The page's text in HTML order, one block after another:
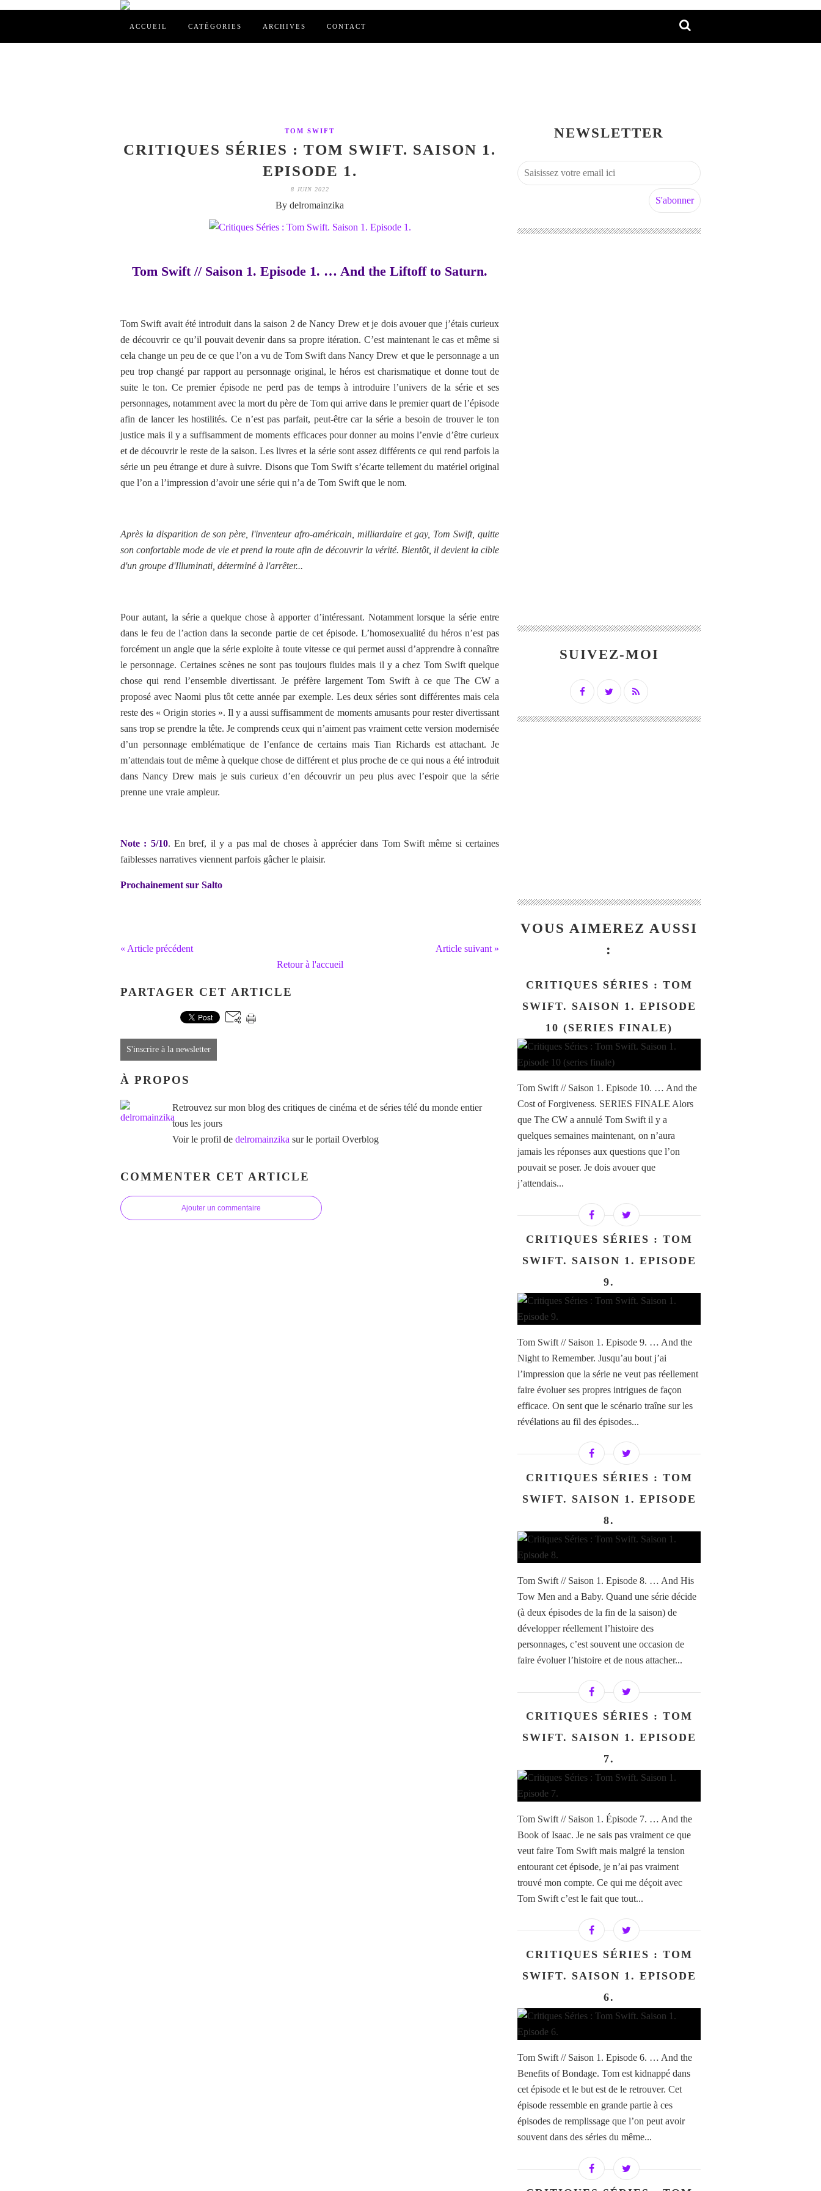
ACCUEIL CATÉGORIES ARCHIVES CONTACT
TOM SWIFT
CRITIQUES SÉRIES : TOM SWIFT. SAISON 1.
EPISODE 1.
8 JUIN 2022
By delromainzika
Tom Swift // Saison 1. Episode 1. … And the Liftoff to Saturn.
Tom Swift avait été introduit dans la saison 2 de Nancy Drew et je dois avouer que j’étais curieux
de découvrir ce qu’il pouvait devenir dans sa propre itération. C’est maintenant le cas et même si
cela change un peu de ce que l’on a vu de Tom Swift dans Nancy Drew et que le personnage a un
peu trop changé par rapport au personnage original, le héros est charismatique et donne tout de
suite le ton. Ce premier épisode ne perd pas de temps à introduire l’univers de la série et ses
personnages, notamment avec la mort du père de Tom qui arrive dans le premier quart de l’épisode
afin de lancer les hostilités. Ce n’est pas parfait, peut-être car la série a besoin de trouver le ton
justice mais il y a suffisamment de moments efficaces pour donner au moins l’envie d’être curieux
et de découvrir le reste de la saison. Les livres et la série sont assez différents ce qui rend parfois la
série un peu étrange et dure à suivre. Disons que Tom Swift s’écarte tellement du matériel original
que l’on a l’impression d’avoir une série qui n’a de Tom Swift que le nom.
Après la disparition de son père, l'inventeur afro-américain, milliardaire et gay, Tom Swift, quitte
son confortable mode de vie et prend la route afin de découvrir la vérité. Bientôt, il devient la cible
d'un groupe d'Illuminati, déterminé à l'arrêter...
Pour autant, la série a quelque chose à apporter d’intéressant. Notamment lorsque la série entre
dans le feu de l’action dans la seconde partie de cet épisode. L’homosexualité du héros n’est pas
forcément un angle que la série exploite à toute vitesse ce qui permet aussi d’apprendre à connaître
le personnage. Certaines scènes ne sont pas toujours fluides mais il y a chez Tom Swift quelque
chose qui rend l’ensemble divertissant. Je préfère largement Tom Swift à ce que The CW a
proposé avec Naomi plus tôt cette année par exemple. Les deux séries sont différentes mais cela
reste des « Origin stories ». Il y a aussi suffisamment de moments amusants pour rester divertissant
sans trop se prendre la tête. Je comprends ceux qui n’aiment pas vraiment cette version modernisée
d’un personnage emblématique de l’enfance de certains mais Tian Richards est attachant. Je
m’attendais tout de même à quelque chose de différent et plus proche de ce qui nous a été introduit
dans Nancy Drew mais je suis curieux d’en découvrir un peu plus avec l’espoir que la série
prenne une vraie ampleur.
Note : 5/10. En bref, il y a pas mal de choses à apprécier dans Tom Swift même si certaines
faiblesses narratives viennent parfois gâcher le plaisir.
Prochainement sur Salto
« Article précédent
Article suivant »
Retour à l'accueil
PARTAGER CET ARTICLE
S'inscrire à la newsletter
À PROPOS
Retrouvez sur mon blog des critiques de cinéma et de séries télé du monde entier
tous les jours
Voir le profil de delromainzika sur le portail Overblog
COMMENTER CET ARTICLE
Ajouter un commentaire
NEWSLETTER
SUIVEZ-MOI
VOUS AIMEREZ AUSSI
:
CRITIQUES SÉRIES : TOM
SWIFT. SAISON 1. EPISODE
10 (SERIES FINALE)
Tom Swift // Saison 1. Episode 10. … And the
Cost of Forgiveness. SERIES FINALE Alors
que The CW a annulé Tom Swift il y a
quelques semaines maintenant, on n’aura
jamais les réponses aux questions que l’on
pouvait se poser. Je dois avouer que
j’attendais...
CRITIQUES SÉRIES : TOM
SWIFT. SAISON 1. EPISODE
9.
Tom Swift // Saison 1. Episode 9. … And the
Night to Remember. Jusqu’au bout j’ai
l’impression que la série ne veut pas réellement
faire évoluer ses propres intrigues de façon
efficace. On sent que le scénario traîne sur les
révélations au fil des épisodes...
CRITIQUES SÉRIES : TOM
SWIFT. SAISON 1. EPISODE
8.
Tom Swift // Saison 1. Episode 8. … And His
Tow Men and a Baby. Quand une série décide
(à deux épisodes de la fin de la saison) de
développer réellement l’histoire des
personnages, c’est souvent une occasion de
faire évoluer l’histoire et de nous attacher...
CRITIQUES SÉRIES : TOM
SWIFT. SAISON 1. EPISODE
7.
Tom Swift // Saison 1. Épisode 7. … And the
Book of Isaac. Je ne sais pas vraiment ce que
veut faire Tom Swift mais malgré la tension
entourant cet épisode, je n’ai pas vraiment
trouvé mon compte. Ce qui me déçoit avec
Tom Swift c’est le fait que tout...
CRITIQUES SÉRIES : TOM
SWIFT. SAISON 1. EPISODE
6.
Tom Swift // Saison 1. Episode 6. … And the
Benefits of Bondage. Tom est kidnappé dans
cet épisode et le but est de le retrouver. Cet
épisode ressemble en grande partie à ces
épisodes de remplissage que l’on peut avoir
souvent dans des séries du même...